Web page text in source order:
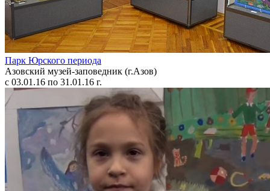
Парк Юрского периода
Азовский музей-заповедник (г.Азов)
с 03.01.16 по 31.01.16 г.